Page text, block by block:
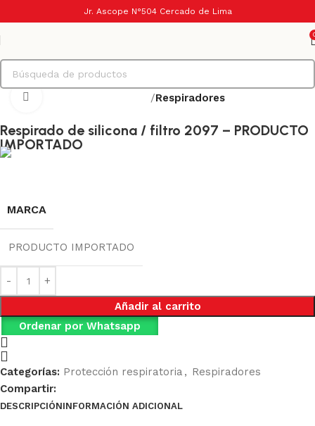
Jr. Ascope N°504 Cercado de Lima
Inicio Respiradores
Haga Click para agrandar
Respirado de silicona / filtro 2097 – PRODUCTO
IMPORTADO
MARCA
PRODUCTO IMPORTADO
Añadir al carrito
Ordenar por Whatsapp
Categorías: Protección respiratoria , Respiradores
Compartir:
DESCRIPCIÓNINFORMACIÓN ADICIONAL